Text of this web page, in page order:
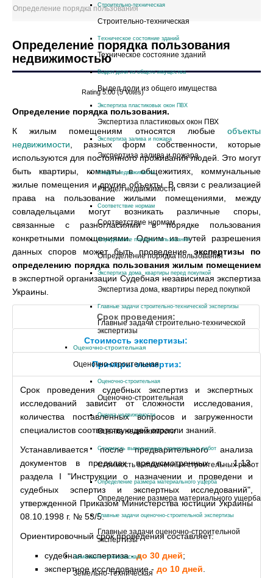
Cтроительно-техническая
Cтроительно-техническая
Техническое состояние зданий
Техническое состояние зданий
Выдел доли из общего имущества
Выдел доли из общего имущества
Экспертиза пластиковых окон ПВХ
Экспертиза пластиковых окон ПВХ
Экспертиза залива и пожара
Экспертиза залива и пожара
Раздел недвижимости
Раздел недвижимости
Соответствие нормам
Соответствие нормам
Определение порядка пользования
Определение порядка пользования
Экспертиза дома, квартиры перед покупкой
Экспертиза дома, квартиры перед покупкой
Главные задачи строительно-технической экспертизы
Главные задачи строительно-технической
экспертизы
Оценочно-строительная
Оценочно-строительная
Оценочно-строительная
Оценочно-строительная
Оценка недвижимости
Оценка недвижимости
Стоимость выполненных строительных работ
Стоимость выполненных строительных работ
Определение размера материального ущерба
Определение размера материального ущерба
Главные задачи оценочно-строительной экспертизы
Главные задачи оценочно-строительной
экспертизы
Земельно-техническая
Земельно-техническая
Определение порядка пользования
Определение порядка пользования
недвижимостью
Rating 5.00 (5 Votes)
Определение порядка пользования.
К жилым помещениям относятся любые объекты
недвижимости , разных форм собственности, которые
используются для постоянного проживания людей. Это могут
быть квартиры, комнаты в общежитиях, коммунальные
жилые помещения и другие объекты. В связи с реализацией
права на пользование жилыми помещениями, между
совладельцами могут возникать различные споры,
связанные с разногласиями в порядке пользования
конкретными помещениями. Одним из путей разрешения
данных споров может быть проведение экспертизы по
определению порядка пользования жилым помещением
в экспертной организации Судебная независимая экспертиза
Украины.
Срок проведения:
Стоимость экспертизы:
Примеры экспертиз:
Срок проведения судебных экспертиз и экспертных
исследований зависит от сложности исследования,
количества поставленных вопросов и загруженности
специалистов соответствующей отрасли знаний.
Устанавливается после предварительного анализа
документов в пределах предусмотренных п. 1.13.
раздела I "Инструкции о назначении и проведени и
судебных эспертиз и экспертных исследований",
утвержденной Приказом Министерства юстиции Украины
08.10.1998 г. № 53/5.
Ориентировочный срок проведения составляет:
судебная экспертиза -до 30 дней;
экспертное исследование - до 10 дней